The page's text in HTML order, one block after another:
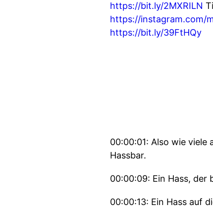
https://bit.ly/2MXRILN
https://instagram.com/
https://bit.ly/39FtHQy
00:00:01: Also wie
Hassbar.
00:00:09: Ein Hass,
00:00:13: Ein Hass auf